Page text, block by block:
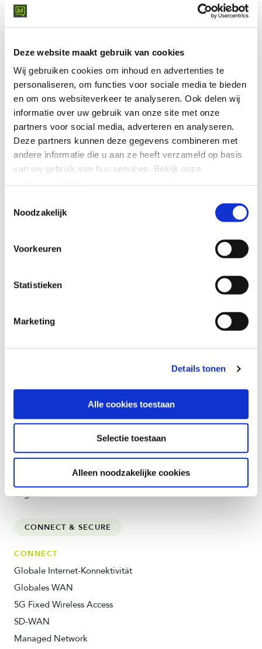
Deze website maakt gebruik van cookies
Wij gebruiken cookies om inhoud en advertenties te
personaliseren, om functies voor sociale media te bieden
en om ons websiteverkeer te analyseren. Ook delen wij
informatie over uw gebruik van onze site met onze
partners voor social media, adverteren en analyseren.
Deze partners kunnen deze gegevens combineren met
andere informatie die u aan ze heeft verzameld op basis
van uw gebruik van hun services. Bekijk onze
Noodzakelijk
Voorkeuren
Statistieken
Marketing
Details tonen
Alle cookies toestaan
Selectie toestaan
Alleen noodzakelijke cookies
Message
We will handle your contact details in accordance
UNTERNEHMEN
Karriere
Preisrechner
Login
CONNECT & SECURE
CONNECT
Globale Internet-Konnektivität
Globales WAN
5G Fixed Wireless Access
SD-WAN
Managed Network